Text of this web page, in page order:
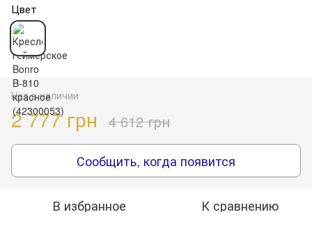
Цвет
Нет в наличии
2 777 грн 4 612 грн
Сообщить, когда появится
В избранное К сравнению